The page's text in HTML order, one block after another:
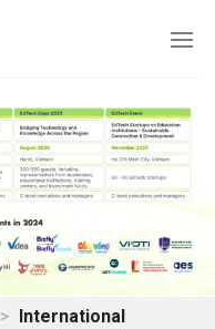
>
International